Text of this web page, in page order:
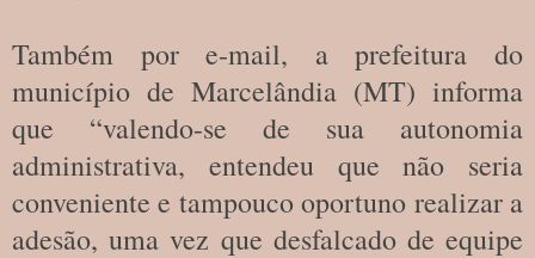
Também por e-mail, a prefeitura do
município de Marcelândia (MT) informa
que “valendo-se de sua autonomia
administrativa, entendeu que não seria
conveniente e tampouco oportuno realizar a
adesão, uma vez que desfalcado de equipe